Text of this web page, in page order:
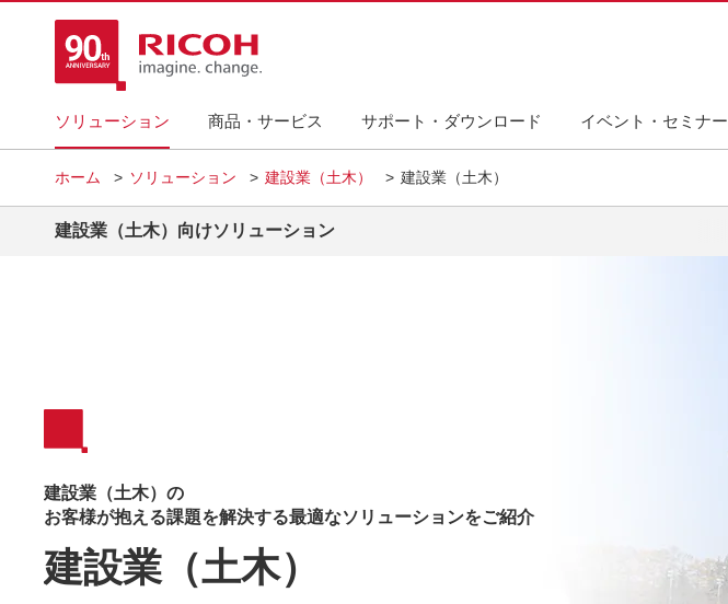
ソリューション 商品・サービス サポート・ダウンロード イベント・セミナー
ホーム ソリューション 建設業（土木） 建設業（土木）
建設業（土木）向けソリューション
建設業（土木）の
お客様が抱える課題を解決する最適なソリューションをご紹介
建設業（土木）